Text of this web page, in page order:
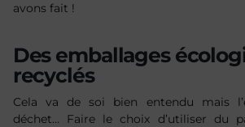
avons fait !
Des emballages
recyclés
Cela va de soi bien entendu mais
déchet… Faire le choix d’utiliser du